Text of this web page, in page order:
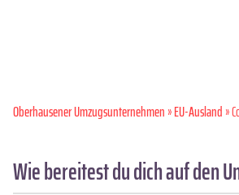
Oberhausener Umzugsunternehmen»EU-Ausland»
Wie bereitest du dich auf den